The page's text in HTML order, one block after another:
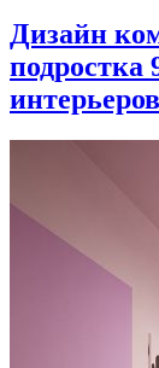
Дизайн
подростка